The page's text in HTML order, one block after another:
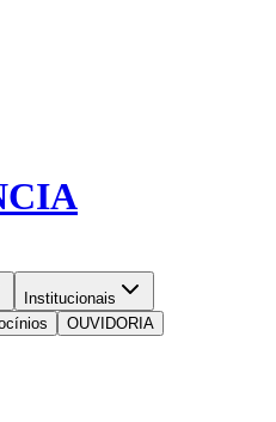
Institucionais
OUVIDORIA